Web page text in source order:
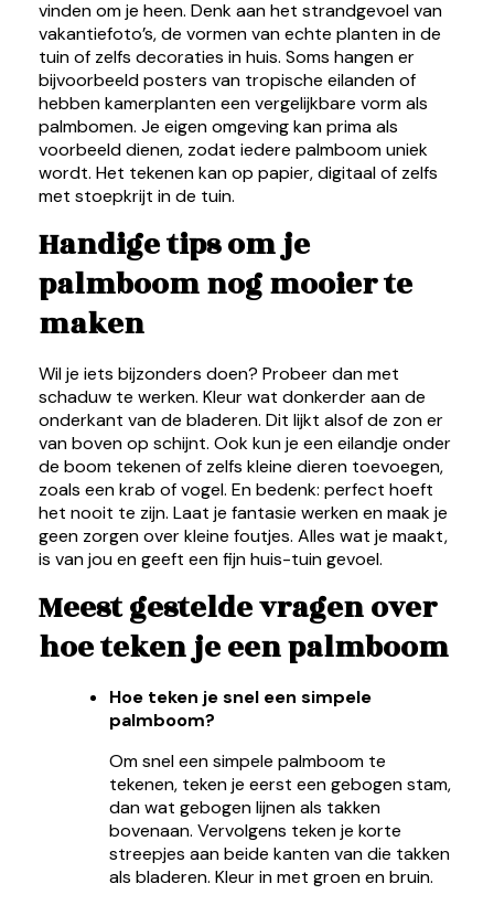
vinden om je heen. Denk aan het strandgevoel van
vakantiefoto’s, de vormen van echte planten in de
tuin of zelfs decoraties in huis. Soms hangen er
bijvoorbeeld posters van tropische eilanden of
hebben kamerplanten een vergelijkbare vorm als
palmbomen. Je eigen omgeving kan prima als
voorbeeld dienen, zodat iedere palmboom uniek
wordt. Het tekenen kan op papier, digitaal of zelfs
met stoepkrijt in de tuin.
Handige tips om je
palmboom nog mooier te
maken
Wil je iets bijzonders doen? Probeer dan met
schaduw te werken. Kleur wat donkerder aan de
onderkant van de bladeren. Dit lijkt alsof de zon er
van boven op schijnt. Ook kun je een eilandje onder
de boom tekenen of zelfs kleine dieren toevoegen,
zoals een krab of vogel. En bedenk: perfect hoeft
het nooit te zijn. Laat je fantasie werken en maak je
geen zorgen over kleine foutjes. Alles wat je maakt,
is van jou en geeft een fijn huis-tuin gevoel.
Meest gestelde vragen over
hoe teken je een palmboom
Hoe teken je snel een simpele
palmboom?
Om snel een simpele palmboom te
tekenen, teken je eerst een gebogen stam,
dan wat gebogen lijnen als takken
bovenaan. Vervolgens teken je korte
streepjes aan beide kanten van die takken
als bladeren. Kleur in met groen en bruin.